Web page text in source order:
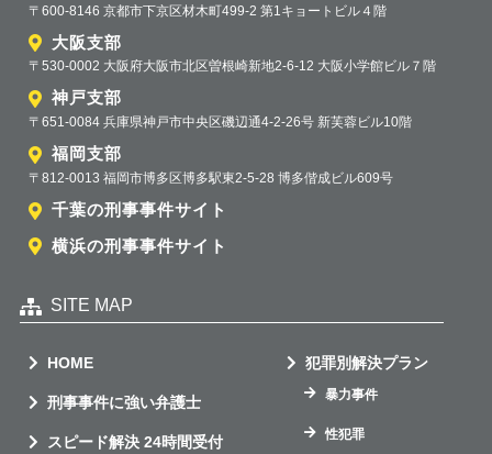
〒600-8146 京都市下京区材木町499-2 第1キョートビル４階
大阪支部
〒530-0002 大阪府大阪市北区曽根崎新地2-6-12 大阪小学館ビル７階
神戸支部
〒651-0084 兵庫県神戸市中央区磯辺通4-2-26号 新芙蓉ビル10階
福岡支部
〒812-0013 福岡市博多区博多駅東2-5-28 博多偕成ビル609号
千葉の刑事事件サイト
横浜の刑事事件サイト
SITE MAP
HOME
刑事事件に強い弁護士
スピード解決 24時間受付
犯罪別解決プラン
暴力事件
性犯罪